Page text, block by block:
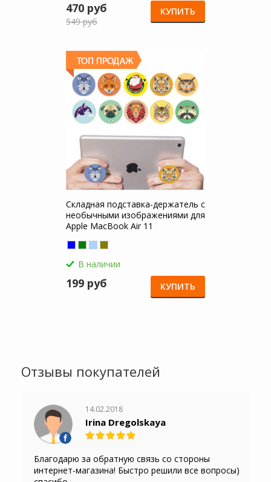
470 руб
549 руб
КУПИТЬ
Складная подставка-держатель с
необычными изображениями для
Apple MacBook Air 11
В наличии
199 руб КУПИТЬ
Отзывы покупателей
14.02.2018
Irina Dregolskaya
Благодарю за обратную связь со стороны
интернет-магазина! Быстро решили все вопросы)